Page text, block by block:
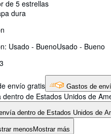
de 5 estrellas
dura
Usado - BuenoUsado - Bueno
envío gratis Gastos de
dentro de Estados Unidos de
dentro de Estados Unidos de
menos Mostrar más